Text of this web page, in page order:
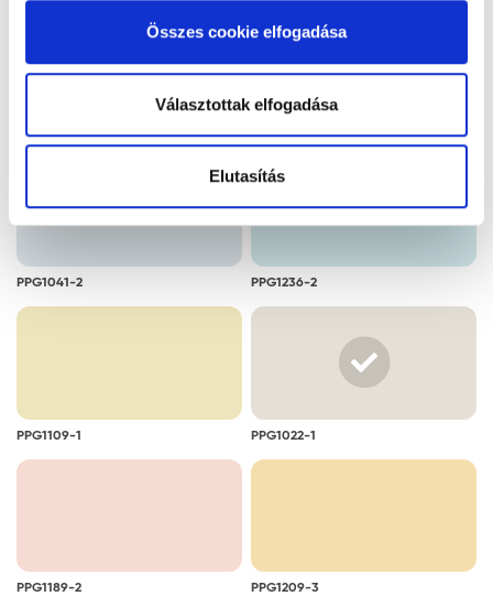
alkalmazását. A "Részletek megjelenítése” gombra
kattintással megismerheti és beállíthatja, hogy mely
cookie alkalmazását fogadja el.
Összes cookie elfogadása
Választottak elfogadása
Elutasítás
PPG1041-2 PPG1236-2
PPG1109-1 PPG1022-1
PPG1189-2 PPG1209-3